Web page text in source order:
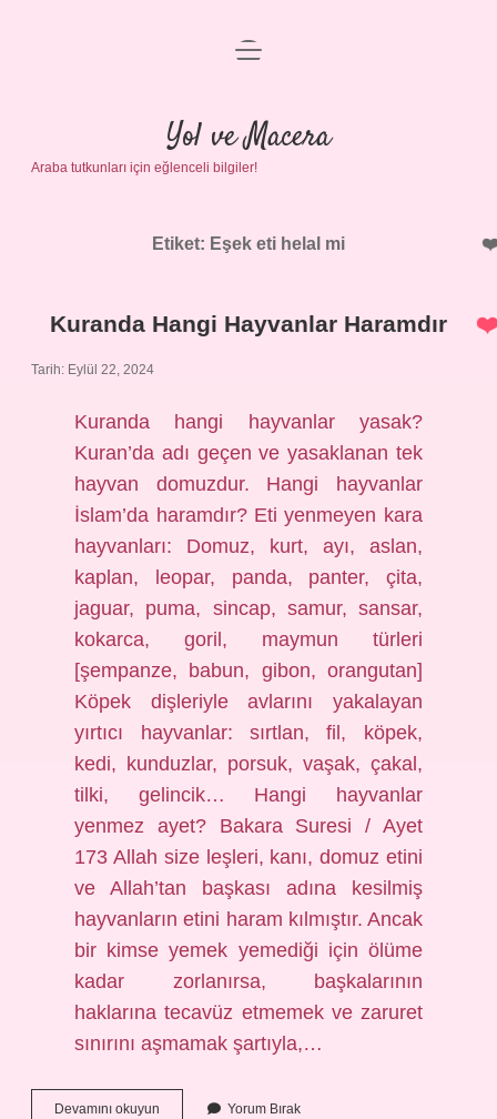
Anasayfa
Gizlilik Politikası
Yasal Uyarı
menüyü
Yol ve Macera
Araba tutkunları için eğlenceli bilgiler!
Etiket: Eşek eti helal mi
Kuranda Hangi Hayvanlar Haramdır
Tarih: Eylül 22, 2024
Kuranda hangi hayvanlar yasak?
Kuran’da adı geçen ve yasaklanan tek
hayvan domuzdur. Hangi hayvanlar
İslam’da haramdır? Eti yenmeyen kara
hayvanları: Domuz, kurt, ayı, aslan,
kaplan, leopar, panda, panter, çita,
jaguar, puma, sincap, samur, sansar,
kokarca, goril, maymun türleri
[şempanze, babun, gibon, orangutan]
Köpek dişleriyle avlarını yakalayan
yırtıcı hayvanlar: sırtlan, fil, köpek,
kedi, kunduzlar, porsuk, vaşak, çakal,
tilki, gelincik… Hangi hayvanlar
yenmez ayet? Bakara Suresi / Ayet
173 Allah size leşleri, kanı, domuz etini
ve Allah’tan başkası adına kesilmiş
hayvanların etini haram kılmıştır. Ancak
bir kimse yemek yemediği için ölüme
kadar zorlanırsa, başkalarının
haklarına tecavüz etmemek ve zaruret
sınırını aşmamak şartıyla,…
Devamını okuyun Kuranda
Yorum Bırak